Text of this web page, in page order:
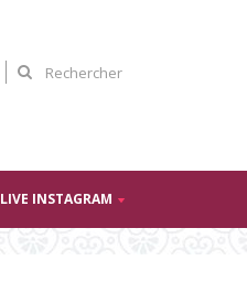
LIVE INSTAGRAM